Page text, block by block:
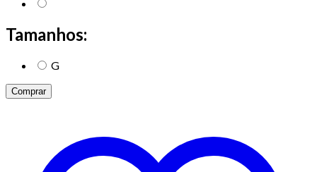
Tamanhos:
G
Comprar